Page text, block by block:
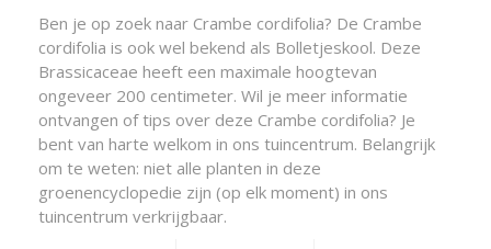
Ben je op zoek naar Crambe cordifolia? De Crambe
cordifolia is ook wel bekend als Bolletjeskool. Deze
Brassicaceae heeft een maximale hoogtevan
ongeveer 200 centimeter. Wil je meer informatie
ontvangen of tips over deze Crambe cordifolia? Je
bent van harte welkom in ons tuincentrum. Belangrijk
om te weten: niet alle planten in deze
groenencyclopedie zijn (op elk moment) in ons
tuincentrum verkrijgbaar.